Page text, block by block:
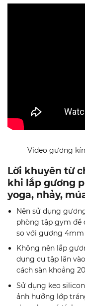
Video gương
Lời khuyên từ
khi lắp gương
yoga, nhảy,
Nên sử dụng
phòng tập gym để
so với gương 4mm
Không nên lắp
dụng cụ tập lăn
cách sàn khoảng
Sử dụng keo
ảnh hưởng lớp